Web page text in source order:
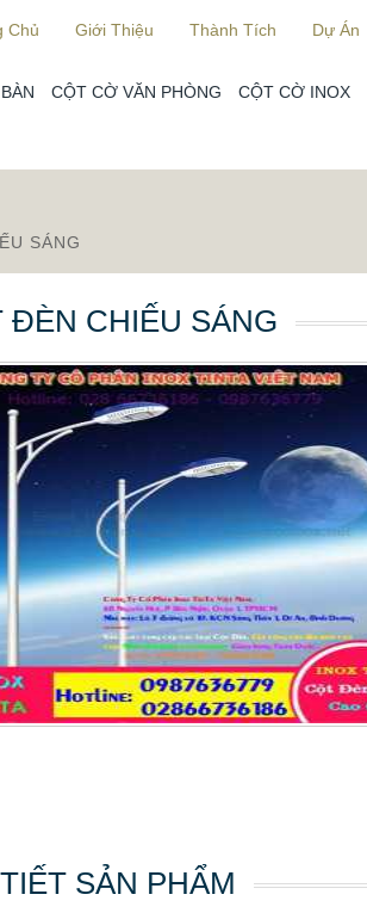
Chủ Giới Thiệu Thành Tích Dự Án
CỘT CỜ VĂN PHÒNG CỘT CỜ INOX
SÁNG
ĐÈN CHIẾU SÁNG
SẢN PHẨM